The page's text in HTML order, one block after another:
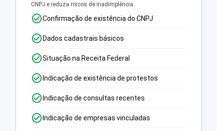
CNPJ e reduza riscos de inadimplência.
Confirmação de existência do CNPJ
Dados cadastrais básicos
Situação na Receita Federal
Indicação de existência de protestos
Indicação de consultas recentes
Indicação de empresas vinculadas